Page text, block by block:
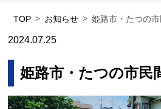
TOP お知らせ 姫路市・たつの
2024.07.25
姫路市・たつの市民